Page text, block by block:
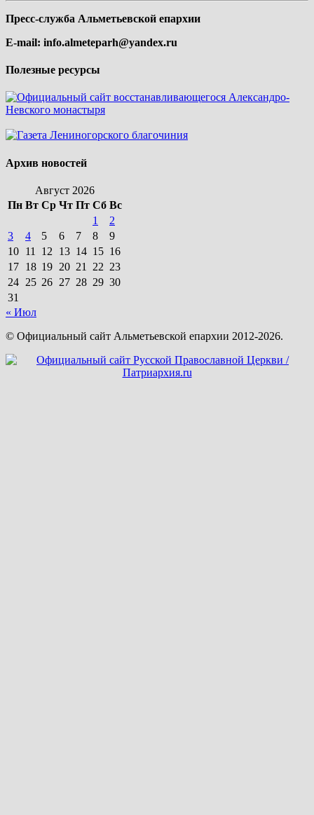
Пресс-служба Альметьевской епархии
E-mail: info.almeteparh@yandex.ru
Полезные ресурсы
Архив новостей
Август 2026
Пн Вт Ср Чт Пт Сб Вс
1
2
3
4 5 6 7 8
9
10 11 12 13 14 15 16
17 18 19 20 21 22 23
24 25 26 27 28 29 30
31
« Июл
© Официальный сайт Альметьевской епархии 2012-2026.